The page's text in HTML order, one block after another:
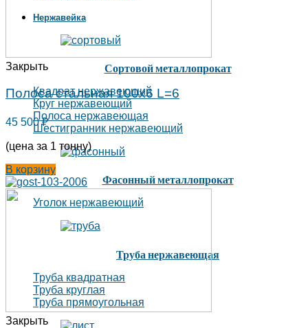
Нержавейка
Сортовой металлопрокат
Квадрат нержавеющий
Круг нержавеющий
Полоса нержавеющая
Шестигранник нержавеющий
Фасонный металлопрокат
Уголок нержавеющий
Труба нержавеющая
Труба квадратная
Труба круглая
Труба прямоугольная
Закрыть
Полоса стальная 100х6 L=6
45 500₽
(цена за 1 тонну)
В корзину
Закрыть